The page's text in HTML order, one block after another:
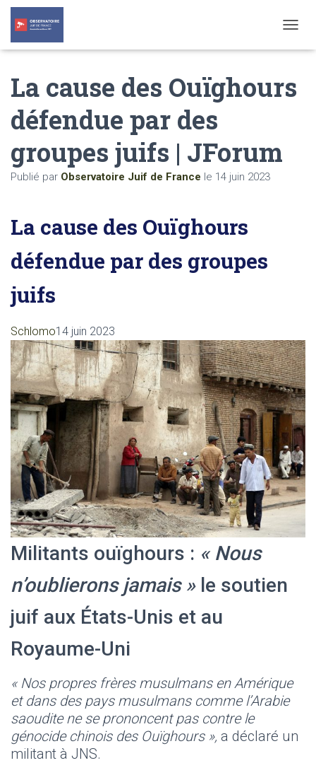
O
L
La cause des Ouïghours
défendue par des
groupes juifs | JForum
Publié par Observatoire Juif de France le 14 juin 2023
La cause des Ouïghours
défendue par des groupes
juifs
Schlomo14 juin 2023
Militants ouïghours : « Nous
n’oublierons jamais »le soutien
juif aux États-Unis et au
Royaume-Uni
« Nos propres frères musulmans en Amérique
et dans des pays musulmans comme l’Arabie
saoudite ne se prononcent pas contre le
génocide chinois des Ouïghours », a déclaré un
militant à JNS.